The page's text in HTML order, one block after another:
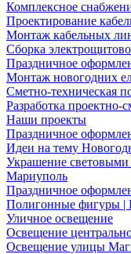
Комплексное
Проектирование
Монтаж кабельных
Сборка
Праздничное
Монтаж новогодних
Сметно-техническая
Разработка проектно-
Наши проекты
Праздничное
Идеи на тему
Украшение световыми
Мариуполь
Праздничное
Полигонные фигуры |
Уличное освещение
Освещение
Освещение улицы